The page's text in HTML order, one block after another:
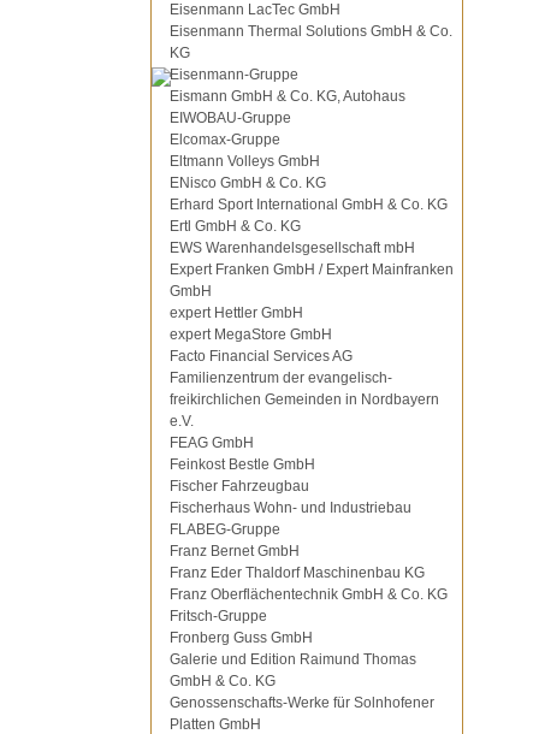
Eisenmann LacTec GmbH
Eisenmann Thermal Solutions GmbH & Co.
KG
Eisenmann-Gruppe
Eismann GmbH & Co. KG, Autohaus
EIWOBAU-Gruppe
Elcomax-Gruppe
Eltmann Volleys GmbH
ENisco GmbH & Co. KG
Erhard Sport International GmbH & Co. KG
Ertl GmbH & Co. KG
EWS Warenhandelsgesellschaft mbH
Expert Franken GmbH / Expert Mainfranken
GmbH
expert Hettler GmbH
expert MegaStore GmbH
Facto Financial Services AG
Familienzentrum der evangelisch-
freikirchlichen Gemeinden in Nordbayern
e.V.
FEAG GmbH
Feinkost Bestle GmbH
Fischer Fahrzeugbau
Fischerhaus Wohn- und Industriebau
FLABEG-Gruppe
Franz Bernet GmbH
Franz Eder Thaldorf Maschinenbau KG
Franz Oberflächentechnik GmbH & Co. KG
Fritsch-Gruppe
Fronberg Guss GmbH
Galerie und Edition Raimund Thomas
GmbH & Co. KG
Genossenschafts-Werke für Solnhofener
Platten GmbH